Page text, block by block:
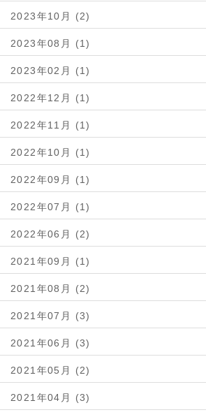
2023年10月 (2)
2023年08月 (1)
2023年02月 (1)
2022年12月 (1)
2022年11月 (1)
2022年10月 (1)
2022年09月 (1)
2022年07月 (1)
2022年06月 (2)
2021年09月 (1)
2021年08月 (2)
2021年07月 (3)
2021年06月 (3)
2021年05月 (2)
2021年04月 (3)